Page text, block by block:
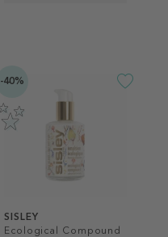
-40%
SISLEY
Ecological Compound